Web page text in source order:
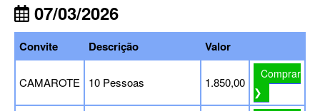
07/03/2026
Convite Descrição Valor
CAMAROTE 10 Pessoas 1.850,00
Comprar
❯